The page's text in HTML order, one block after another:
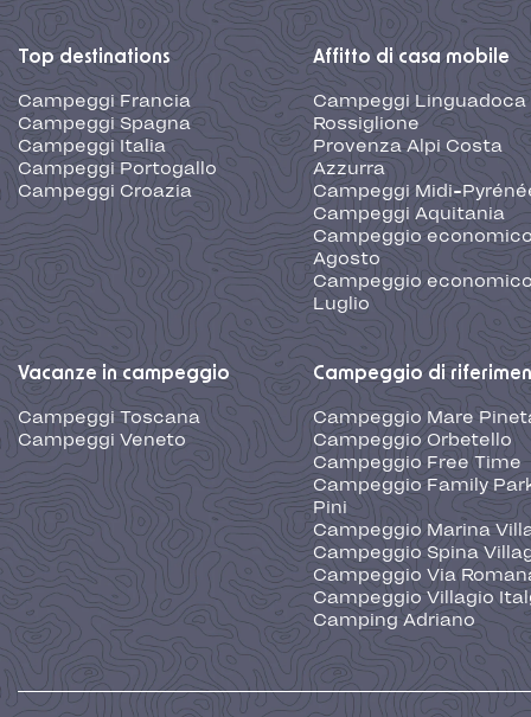
Top destinations
Campeggi Francia
Campeggi Spagna
Campeggi Italia
Campeggi Portogallo
Campeggi Croazia
Affitto di casa mobile
Campeggi Linguadoca
Rossiglione
Provenza Alpi Costa
Azzurra
Campeggi Midi-
Campeggi Aquitania
Campeggio
Agosto
Campeggio
Luglio
Vacanze in campeggio
Campeggi Toscana
Campeggi Veneto
Campeggio di
Campeggio Mare
Campeggio Orbetello
Campeggio Free Time
Campeggio Family
Pini
Campeggio Marina
Campeggio Spina
Campeggio Via
Campeggio Villagio
Camping Adriano